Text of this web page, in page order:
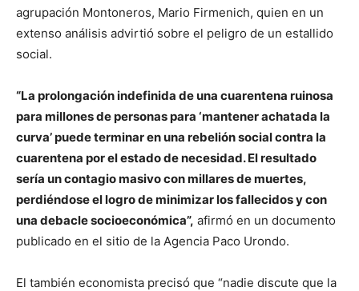
agrupación Montoneros, Mario Firmenich, quien en un
extenso análisis advirtió sobre el peligro de un estallido
social.
“La prolongación indefinida de una cuarentena ruinosa
para millones de personas para ‘mantener achatada la
curva’ puede terminar en una rebelión social contra la
cuarentena por el estado de necesidad. El resultado
sería un contagio masivo con millares de muertes,
perdiéndose el logro de minimizar los fallecidos y con
una debacle socioeconómica”, afirmó en un documento
publicado en el sitio de la Agencia Paco Urondo.
El también economista precisó que “nadie discute que la